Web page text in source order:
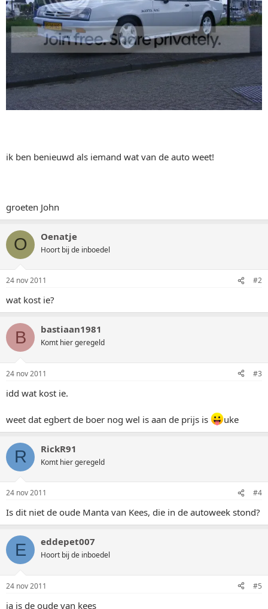
ik ben benieuwd als iemand wat van de auto weet!
groeten John
O Oenatje
Hoort bij de inboedel
24 nov 2011 #2
wat kost ie?
B bastiaan1981
Komt hier geregeld
24 nov 2011 #3
idd wat kost ie.
weet dat egbert de boer nog wel is aan de prijs is uke
R RickR91
Komt hier geregeld
24 nov 2011 #4
Is dit niet de oude Manta van Kees, die in de autoweek stond?
E eddepet007
Hoort bij de inboedel
24 nov 2011 #5
ja is de oude van kees